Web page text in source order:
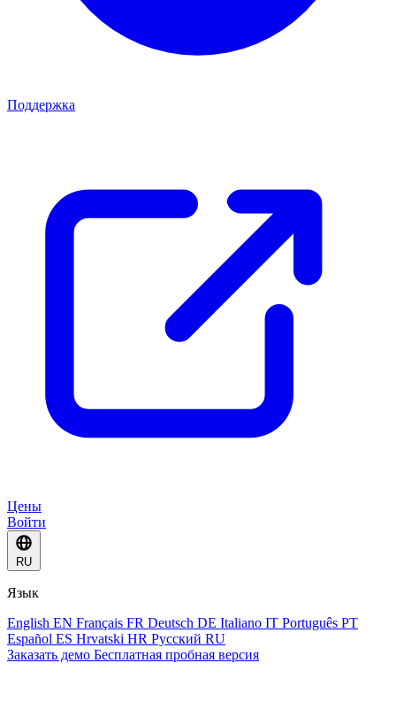
Поддержка
Цены
Войти
RU
Язык
English EN Français FR Deutsch DE Italiano IT Português PT
Español ES Hrvatski HR Русский RU
Заказать демо Бесплатная пробная версия